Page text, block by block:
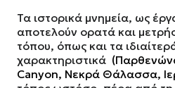
Τα ιστορικά μνημεία, ως
αποτελούν ορατά και
τόπου, όπως και τα
χαρακτηριστικά
Canyon, Νεκρά Θάλασσα,